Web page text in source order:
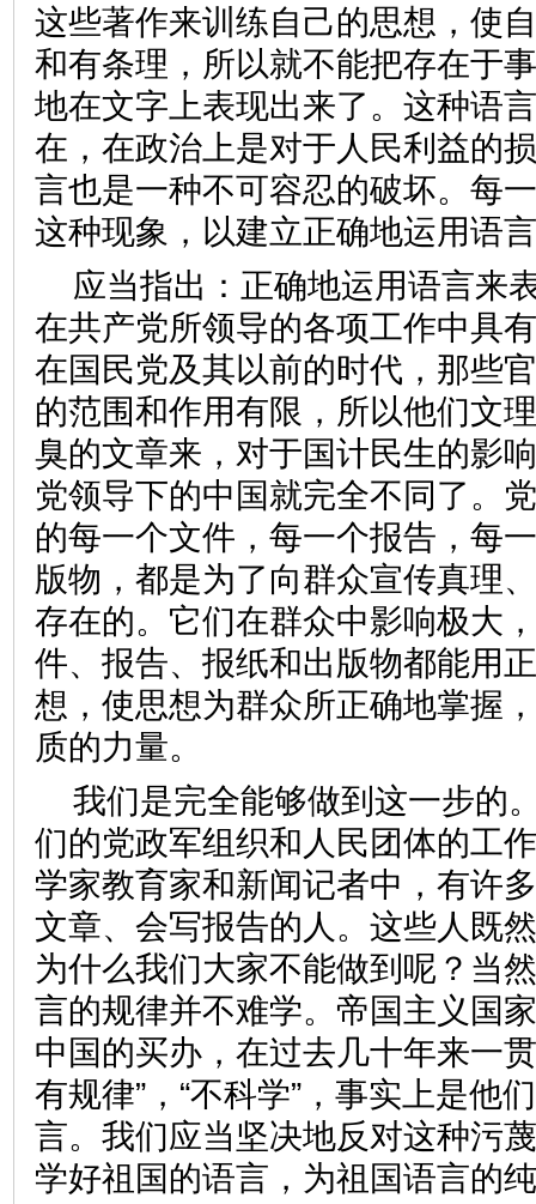
这些著作来训练自己的思想，使
和有条理，所以就不能把存在于
地在文字上表现出来了。这种语
在，在政治上是对于人民利益的
言也是一种不可容忍的破坏。每
这种现象，以建立正确地运用语
应当指出：正确地运用语言来
在共产党所领导的各项工作中具
在国民党及其以前的时代，那些
的范围和作用有限，所以他们文
臭的文章来，对于国计民生的影
党领导下的中国就完全不同了。
的每一个文件，每一个报告，每
版物，都是为了向群众宣传真理
存在的。它们在群众中影响极大
件、报告、报纸和出版物都能用
想，使思想为群众所正确地掌握
质的力量。
我们是完全能够做到这一步的
们的党政军组织和人民团体的工
学家教育家和新闻记者中，有许
文章、会写报告的人。这些人既
为什么我们大家不能做到呢？当
言的规律并不难学。帝国主义国
中国的买办，在过去几十年来一
有规律”，“不科学”，事实上是他
言。我们应当坚决地反对这种污
学好祖国的语言，为祖国语言的